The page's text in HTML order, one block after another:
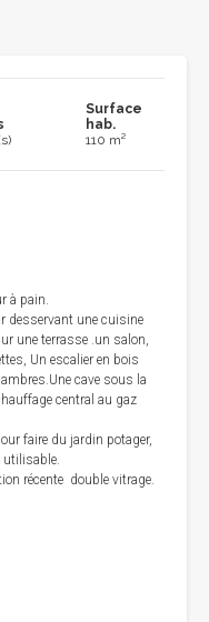
Surface
hab.
110 m²
à pain.
desservant une cuisine
une terrasse .un salon,
Un escalier en bois
cave sous la
central au gaz
faire du jardin potager,
utilisable.
récente double vitrage.